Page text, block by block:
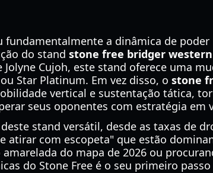
fundamentalmente a dinâmica de
do stand stone free bridger western
Cujoh, este stand oferece uma
Star Platinum. Em vez disso, o stone
vertical e sustentação tática,
seus oponentes com estratégia em
stand versátil, desde as taxas de
atirar com escopeta" que estão
do mapa de 2026 ou
do Stone Free é o seu primeiro